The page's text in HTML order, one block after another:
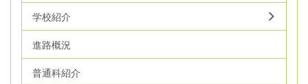
学校紹介
進路概況
普通科紹介